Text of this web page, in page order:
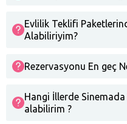
Evlilik Teklifi
Alabiliriyim?
Rezervasyonu En geç
Hangi İllerde
alabilirim ?